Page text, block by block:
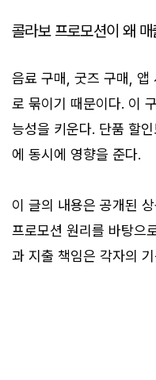
콜라보 프로모션이 왜
음료 구매, 굿즈 구매, 앱
로 묶이기 때문이다. 이
능성을 키운다. 단품 할
에 동시에 영향을 준다.
이 글의 내용은 공개된
프로모션 원리를 바탕으
과 지출 책임은 각자의